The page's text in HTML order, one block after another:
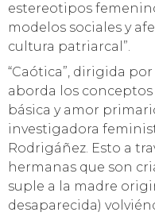
estereotipos
modelos sociales y
cultura patriarcal”.
“Caótica”, dirigida
aborda los
básica y amor
investigadora
Rodrigáñez. Esto a
hermanas que son
suple a la madre
desaparecida)